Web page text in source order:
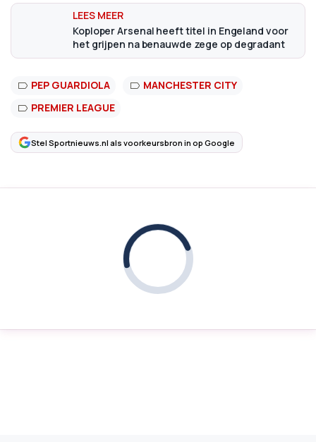
Koploper Arsenal heeft titel in Engeland voor
het grijpen na benauwde zege op degradant
PEP GUARDIOLA
MANCHESTER CITY
PREMIER LEAGUE
Stel Sportnieuws.nl als voorkeursbron in op Google